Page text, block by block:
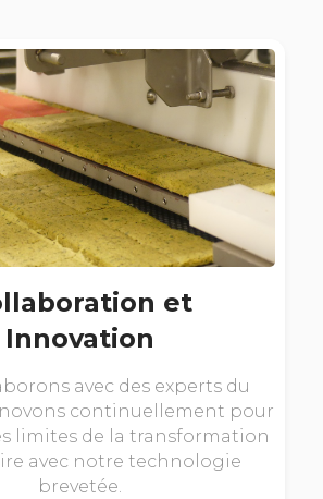
et
Innovation
avec des experts du
continuellement pour
limites de la transformation
avec notre technologie
brevetée.